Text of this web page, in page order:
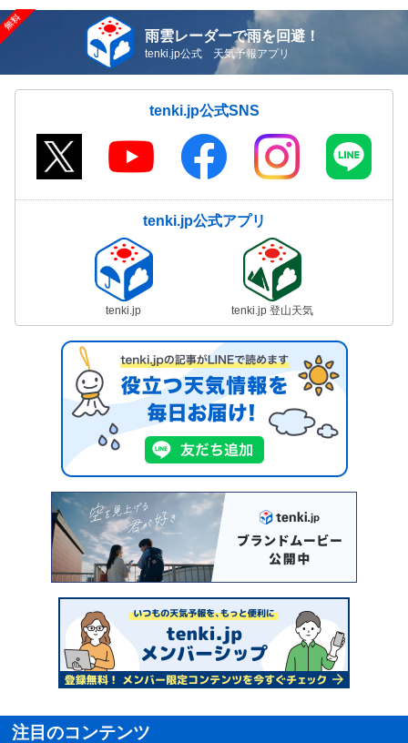
雨雲レーダーで雨を回避！
tenki.jp公式 天気予報アプリ
tenki.jp公式SNS
tenki.jp公式アプリ
tenki.jp tenki.jp 登山天気
注目のコンテンツ